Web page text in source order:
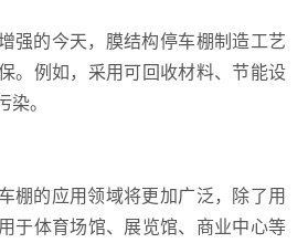
强的今天，膜结构停车棚制造工艺
。例如，采用可回收材料、节能设
染。
棚的应用领域将更加广泛，除了用
于体育场馆、展览馆、商业中心等